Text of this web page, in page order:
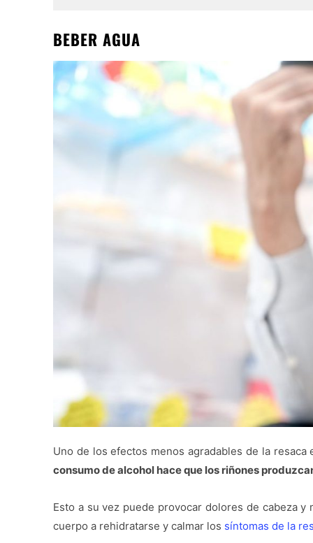
BEBER AGUA
Uno de los efectos menos agradables de la
consumo de alcohol hace que los riñones
Esto a su vez puede provocar dolores de cabeza
cuerpo a rehidratarse y calmar los síntomas de la